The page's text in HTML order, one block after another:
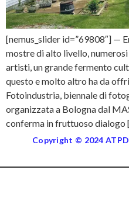
[nemus_slider id=”69808″] —
mostre di alto livello,
artisti, un grande fermento
questo e molto altro ha da
Fotoindustria, biennale di
organizzata a Bologna dal
conferma in fruttuoso
Copyright © 2024